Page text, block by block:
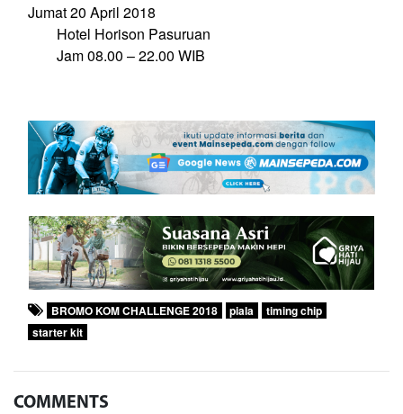
Jumat 20 April 2018
Hotel Horison Pasuruan
Jam 08.00 – 22.00 WIB
BROMO KOM CHALLENGE 2018 piala
timing chip
starter kit
COMMENTS